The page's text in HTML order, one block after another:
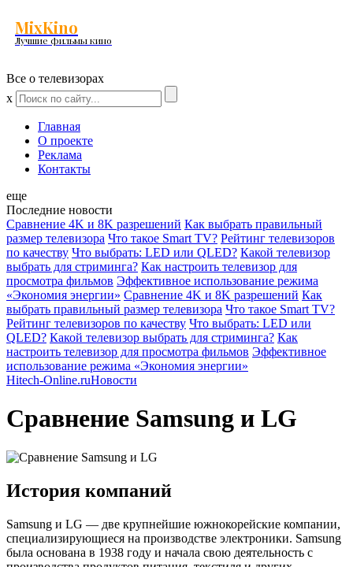
MixKino
Лучшие фильмы кино
Все о телевизорах
x
Главная
О проекте
Реклама
Контакты
еще
Последние новости
Сравнение 4K и 8K разрешений Как выбрать правильный
размер телевизора Что такое Smart TV? Рейтинг телевизоров
по качеству Что выбрать: LED или QLED? Какой телевизор
выбрать для стриминга? Как настроить телевизор для
просмотра фильмов Эффективное использование режима
«Экономия энергии» Сравнение 4K и 8K разрешений Как
выбрать правильный размер телевизора Что такое Smart TV?
Рейтинг телевизоров по качеству Что выбрать: LED или
QLED? Какой телевизор выбрать для стриминга? Как
настроить телевизор для просмотра фильмов Эффективное
использование режима «Экономия энергии»
Hitech-Online.ruНовости
Сравнение Samsung и LG
История компаний
Samsung и LG — две крупнейшие южнокорейские компании,
специализирующиеся на производстве электроники. Samsung
была основана в 1938 году и начала свою деятельность с